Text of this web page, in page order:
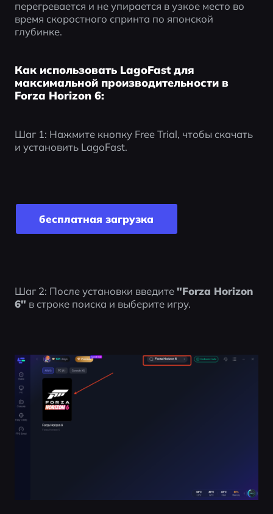
перегревается и не упирается в узкое место во
время скоростного спринта по японской
глубинке.
Как использовать LagoFast для
максимальной производительности в
Forza Horizon 6:
Шаг 1: Нажмите кнопку Free Trial, чтобы скачать
и установить LagoFast.
бесплатная загрузка
Шаг 2: После установки введите "Forza Horizon
6" в строке поиска и выберите игру.